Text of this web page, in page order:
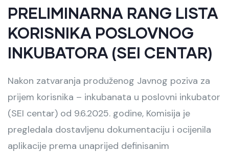
PRELIMINARNA RANG LISTA
KORISNIKA POSLOVNOG
INKUBATORA (SEI CENTAR)
Nakon zatvaranja produženog Javnog poziva za
prijem korisnika – inkubanata u poslovni inkubator
(SEI centar) od 9.6.2025. godine, Komisija je
pregledala dostavljenu dokumentaciju i ocijenila
aplikacije prema unaprijed definisanim